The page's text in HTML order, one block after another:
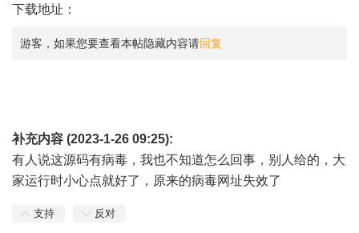
下载地址：
游客，如果您要查看本帖隐藏内容请回复
补充内容 (2023-1-26 09:25):
有人说这源码有病毒，我也不知道怎么回事，别人给的，大
家运行时小心点就好了，原来的病毒网址失效了
支持 反对